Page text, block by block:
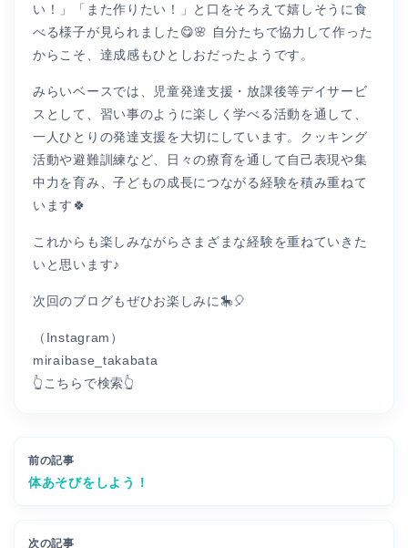
い！」「また作りたい！」と口をそろえて嬉しそうに食
べる様子が見られました😋🌸 自分たちで協力して作った
からこそ、達成感もひとしおだったようです。
みらいベースでは、児童発達支援・放課後等デイサービ
スとして、習い事のように楽しく学べる活動を通して、
一人ひとりの発達支援を大切にしています。クッキング
活動や避難訓練など、日々の療育を通して自己表現や集
中力を育み、子どもの成長につながる経験を積み重ねて
います🍀
これからも楽しみながらさまざまな経験を重ねていきた
いと思います♪
次回のブログもぜひお楽しみに🎠🎈
（Instagram）
miraibase_takabata
👆こちらで検索👆
前の記事
体あそびをしよう！
次の記事